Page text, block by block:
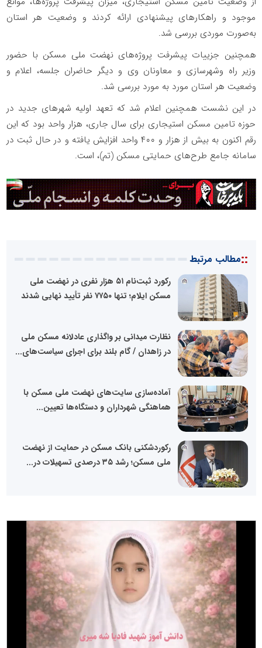
موجود و راهکارهای پیشنهادی ارائه کردند و وضعیت هر استان
به‌صورت موردی بررسی شد.
همچنین جزییات پیشرفت پروژه‌های نهضت ملی مسکن با حضور
وزیر راه وشهرسازی و معاونان وی و دیگر حاضران جلسه، اعلام و
وضعیت هر استان مورد به مورد بررسی شد.
در این نشست همچنین اعلام شد که تعهد اولیه شهرهای جدید در
حوزه تامین مسکن استیجاری برای سال جاری، هزار واحد بود که این
رقم اکنون به بیش از ‌هزار و ۴۰۰ واحد افزایش یافته و در حال ثبت در
سامانه جامع طرح‌های حمایتی مسکن (تم)، است.
::مطالب مرتبط
رکورد ثبت‌نام ۵۱ هزار نفری در نهضت ملی
مسکن ایلام؛ تنها ۷۷۵۰ نفر تأیید نهایی شدند
نظارت میدانی بر واگذاری عادلانه مسکن ملی
در زاهدان / گام بلند برای اجرای سیاست‌های...
آماده‌سازی سایت‌های نهضت ملی مسکن با
هماهنگی شهرداران و دستگاه‌ها تعیین...
رکوردشکنی بانک مسکن در حمایت از نهضت
ملی مسکن؛ رشد ۳۵ درصدی تسهیلات در...